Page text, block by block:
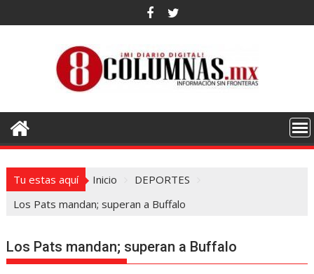
al
Tu estas aquí Inicio
DEPORTES
Los Pats mandan; superan a Buffalo
Los Pats mandan; superan a Buffalo